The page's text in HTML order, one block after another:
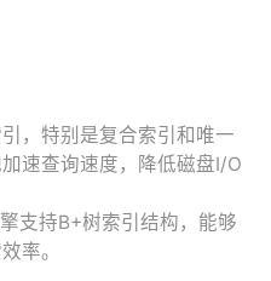
。
，特别是复合索引和唯一
速查询速度，降低磁盘I/O
支持B+树索引结构，能够
率。